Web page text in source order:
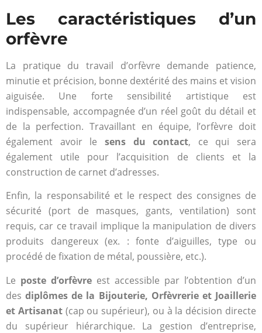
Les caractéristiques d’un
orfèvre
La pratique du travail d’orfèvre demande patience,
minutie et précision, bonne dextérité des mains et vision
aiguisée. Une forte sensibilité artistique est
indispensable, accompagnée d’un réel goût du détail et
de la perfection. Travaillant en équipe, l’orfèvre doit
également avoir le sens du contact, ce qui sera
également utile pour l’acquisition de clients et la
construction de carnet d’adresses.
Enfin, la responsabilité et le respect des consignes de
sécurité (port de masques, gants, ventilation) sont
requis, car ce travail implique la manipulation de divers
produits dangereux (ex. : fonte d’aiguilles, type ou
procédé de fixation de métal, poussière, etc.).
Le poste d’orfèvre est accessible par l’obtention d’un
desdiplômes de la Bijouterie, Orfèvrerie et Joaillerie
et Artisanat(cap ou supérieur), ou à la décision directe
du supérieur hiérarchique. La gestion d’entreprise,